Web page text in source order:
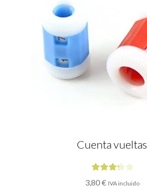
Cuenta vueltas
3,80€ IVA incluido